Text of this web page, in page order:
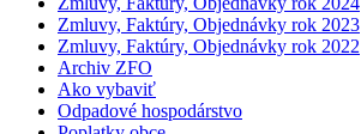
Zmluvy, Faktúry, Objednávky rok 2023
Zmluvy, Faktúry, Objednávky rok 2022
Archiv ZFO
Ako vybaviť
Odpadové hospodárstvo